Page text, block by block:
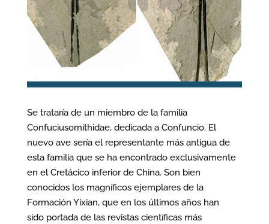
Se trataría de un miembro de la familia
Confuciusornithidae, dedicada a Confuncio. El
nuevo ave sería el representante más antigua de
esta familia que se ha encontrado exclusivamente
en el Cretácico inferior de China. Son bien
conocidos los magníficos ejemplares de la
Formación Yixian, que en los últimos años han
sido portada de las revistas científicas más